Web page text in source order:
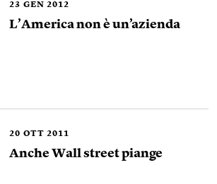
23 GEN 2012
L’America non è un’azienda
20 OTT 2011
Anche Wall street piange